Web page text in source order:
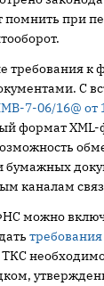
помнить при
требования к
С
7-06/16@ от
формат
бумажных
каналам
можно
требования
ТКС